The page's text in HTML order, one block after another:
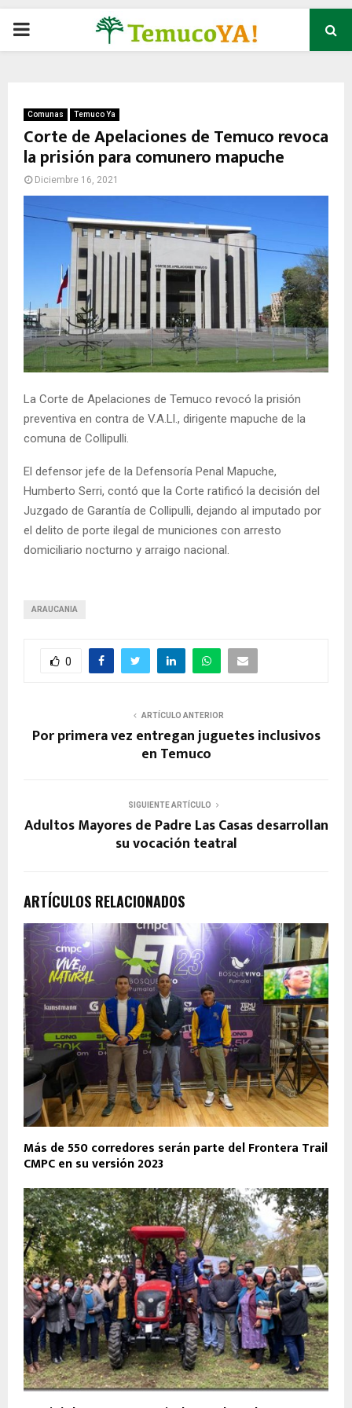
P
M
A
M
E
N
Comunas Temuco Ya
Corte de Apelaciones de Temuco revoca
la prisión para comunero mapuche
Diciembre 16, 2021
La Corte de Apelaciones de Temuco revocó la prisión
preventiva en contra de V.A.Ll., dirigente mapuche de la
comuna de Collipulli.
El defensor jefe de la Defensoría Penal Mapuche,
Humberto Serri, contó que la Corte ratificó la decisión del
Juzgado de Garantía de Collipulli, dejando al imputado por
el delito de porte ilegal de municiones con arresto
domiciliario nocturno y arraigo nacional.
ARAUCANIA
0
ARTÍCULO ANTERIOR
Por primera vez entregan juguetes inclusivos
en Temuco
SIGUIENTE ARTÍCULO
Adultos Mayores de Padre Las Casas desarrollan
su vocación teatral
ARTÍCULOS RELACIONADOS
Más de 550 corredores serán parte del Frontera Trail
CMPC en su versión 2023